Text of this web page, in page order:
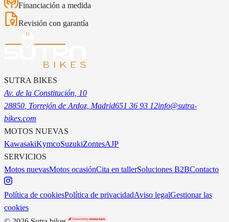
Financiación a medida
Revisión con garantía
SUTRA BIKES
Av. de la Constitución, 10
28850 , Torrejón de Ardoz, Madrid651 36 93 12info@sutra-
bikes.com
MOTOS NUEVAS
KawasakiKymcoSuzukiZontesAJP
SERVICIOS
Motos nuevasMotos ocasiónCita en tallerSoluciones B2BContacto
Política de cookiesPolítica de privacidadAviso legalGestionar las
cookies